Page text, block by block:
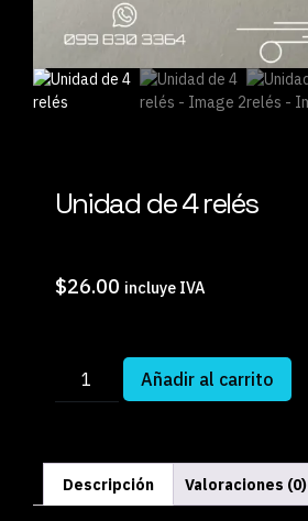
Unidad de 4 relés
$26.00 incluye IVA
Añadir al carrito
Descripción Valoraciones (0)